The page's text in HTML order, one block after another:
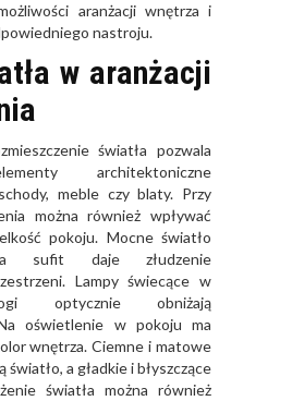
aranżacji wnętrza i
nastroju.
w aranżacji
światła pozwala
architektoniczne
meble czy blaty. Przy
można również wpływać
pokoju. Mocne światło
sufit daje złudzenie
Lampy świecące w
optycznie obniżają
oświetlenie w pokoju ma
wnętrza. Ciemne i matowe
światło, a gładkie i błyszczące
światła można również